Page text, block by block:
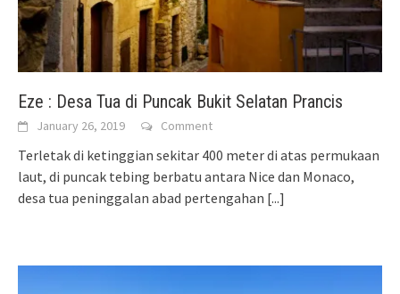
Eze : Desa Tua di Puncak Bukit Selatan Prancis
January 26, 2019 Comment
Terletak di ketinggian sekitar 400 meter di atas permukaan
laut, di puncak tebing berbatu antara Nice dan Monaco,
desa tua peninggalan abad pertengahan [...]